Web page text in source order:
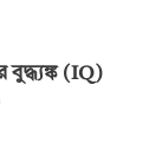
(IQ)